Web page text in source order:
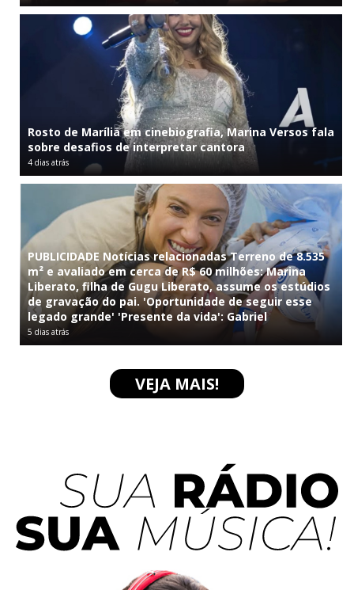
Rosto de Marília em cinebiografia, Marina Versos fala
sobre desafios de interpretar cantora
4 dias atrás
PUBLICIDADE Notícias relacionadas Terreno de 8.535
m² e avaliado em cerca de R$ 60 milhões: Marina
Liberato, filha de Gugu Liberato, assume os estúdios
de gravação do pai. 'Oportunidade de seguir esse
legado grande' 'Presente da vida': Gabriel
5 dias atrás
VEJA MAIS!